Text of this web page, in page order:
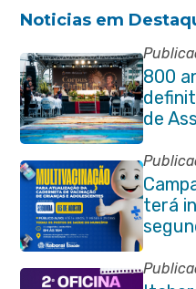
Noticias em
800
de
em
terá
Itaboraí